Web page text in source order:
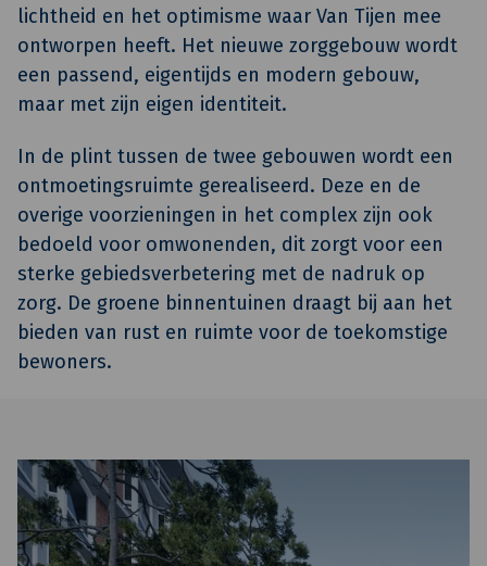
lichtheid en het optimisme waar Van Tijen mee
ontworpen heeft. Het nieuwe zorggebouw wordt
een passend, eigentijds en modern gebouw,
maar met zijn eigen identiteit.
In de plint tussen de twee gebouwen wordt een
ontmoetingsruimte gerealiseerd. Deze en de
overige voorzieningen in het complex zijn ook
bedoeld voor omwonenden, dit zorgt voor een
sterke gebiedsverbetering met de nadruk op
zorg. De groene binnentuinen draagt bij aan het
bieden van rust en ruimte voor de toekomstige
bewoners.